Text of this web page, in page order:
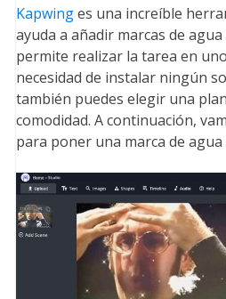
Kapwinges una increíble
ayuda a añadir marcas de
permite realizar la tarea en
necesidad de instalar ningún
también puedes elegir una
comodidad. A continuación,
para poner una marca de agua